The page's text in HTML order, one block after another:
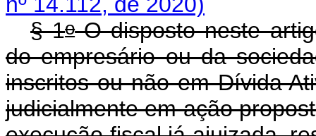
§ 1oO disposto neste
do empresário ou da
inscritos ou não em Dívida
judicialmente em ação